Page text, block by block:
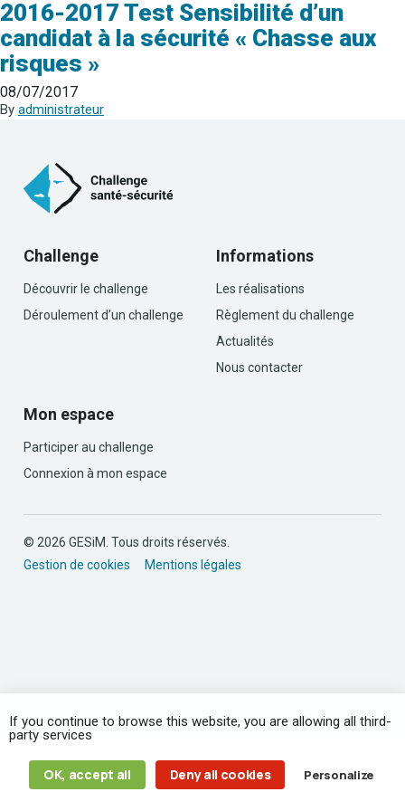
2016-2017 Test Sensibilité d’un
candidat à la sécurité « Chasse aux
risques »
08/07/2017
By administrateur
Challenge
Découvrir le challenge
Déroulement d’un challenge
Informations
Les réalisations
Règlement du challenge
Actualités
Nous contacter
Mon espace
Participer au challenge
Connexion à mon espace
© 2026 GESiM. Tous droits réservés.
Gestion de cookies
Mentions légales
If you continue to browse this website, you are allowing all third-
party services
OK, accept all Deny all cookies Personalize